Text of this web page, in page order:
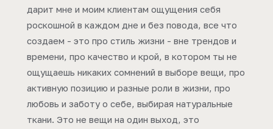
дарит мне и моим клиентам ощущения себя
роскошной в каждом дне и без повода, все что
создаем - это про стиль жизни - вне трендов и
времени, про качество и крой, в котором ты не
ощущаешь никаких сомнений в выборе вещи, про
активную позицию и разные роли в жизни, про
любовь и заботу о себе, выбирая натуральные
ткани. Это не вещи на один выход, это